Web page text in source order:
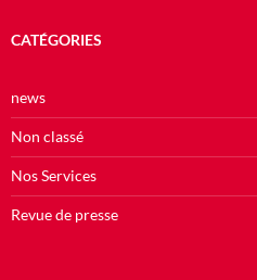
CATÉGORIES
news
Non classé
Nos Services
Revue de presse